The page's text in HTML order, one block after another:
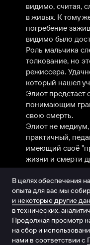
3 ноября 2019
видимо, считая,
в живых. К тому
погребение
видимо было
Роль мальчика
толкование, но
режиссера.
который нашел
Элиот предстает
понимающим
свою смерть.
Элиот не медиум,
практичный,
имеющий своё
жизни и смерти
Прекрасная
многие люди
Смотрите.
В целях обеспечения
опыта для вас мы
и некоторые другие
в технических,
Продолжая просмотр
на сбор и
нами в соответствии с